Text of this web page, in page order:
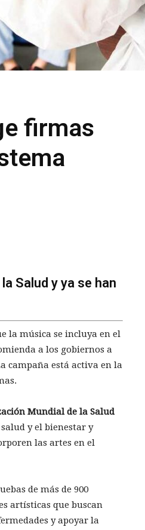
firmas
Salud y ya se han
la música se incluya en el
a los gobiernos a
campaña está activa en la
Mundial de la Salud
y el bienestar y
las artes en el
de más de 900
artísticas que buscan
y apoyar la